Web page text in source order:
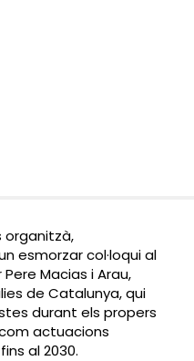
organitzà,
esmorzar col·loqui al
Macias i Arau,
de Catalunya, qui
durant els propers
actuacions
al 2030.